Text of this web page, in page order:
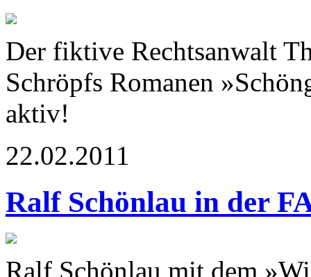
Der fiktive Rechtsanwalt
Schröpfs Romanen
aktiv!
22.02.2011
Ralf Schönlau in der
Ralf Schönlau mit dem